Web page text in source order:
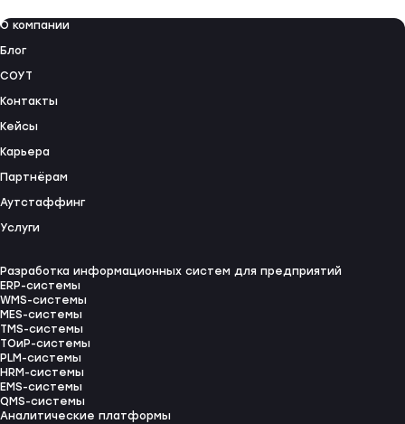
О компании
Блог
СОУТ
Контакты
Кейсы
Карьера
Партнёрам
Аутстаффинг
Услуги
Разработка информационных систем для предприятий
ERP-системы
WMS-системы
MES-системы
TMS-системы
ТОиР-системы
PLM-системы
HRM-системы
EMS-системы
QMS-системы
Аналитические платформы